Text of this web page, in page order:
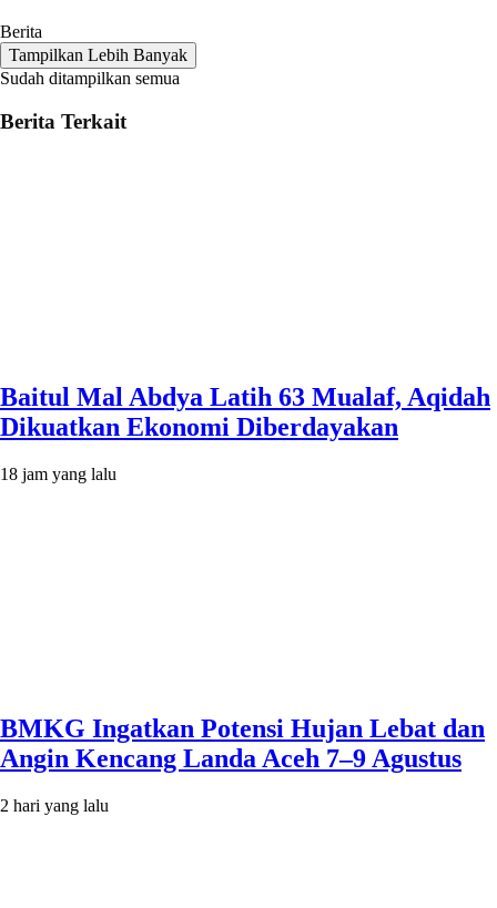
Berita
Tampilkan Lebih Banyak
Sudah ditampilkan semua
Berita Terkait
Baitul Mal Abdya Latih 63 Mualaf, Aqidah
Dikuatkan Ekonomi Diberdayakan
18 jam yang lalu
BMKG Ingatkan Potensi Hujan Lebat dan
Angin Kencang Landa Aceh 7–9 Agustus
2 hari yang lalu